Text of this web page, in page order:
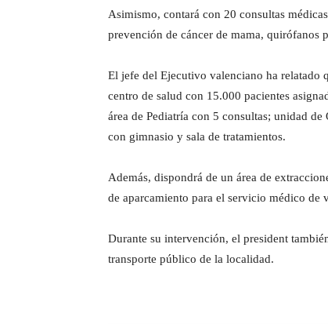
Asimismo, contará con 20 consultas
prevención de cáncer de mama, quirófanos
El jefe del Ejecutivo valenciano ha relatado
centro de salud con 15.000 pacientes
área de Pediatría con 5 consultas; unidad
con gimnasio y sala de tratamientos.
Además, dispondrá de un área de
de aparcamiento para el servicio médico de
Durante su intervención, el president
transporte público de la localidad.